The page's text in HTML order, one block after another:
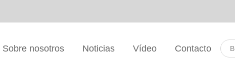
Sobre nosotros Noticias Vídeo Contacto